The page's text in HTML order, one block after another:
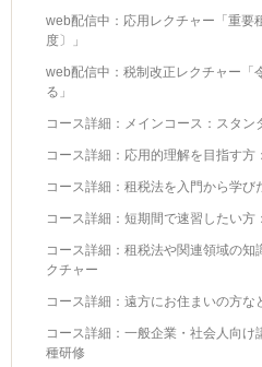
web配信中：応用レクチャー「重要
度〕」
web配信中：税制改正レクチャー「
る」
コース詳細：メインコース：スタン
コース詳細：応用的理解を目指す方
コース詳細：租税法を入門から学
コース詳細：短期間で速習したい方
コース詳細：租税法や関連領域の
クチャー
コース詳細：遠方にお住まいの方
コース詳細：一般企業・社会人向
種研修